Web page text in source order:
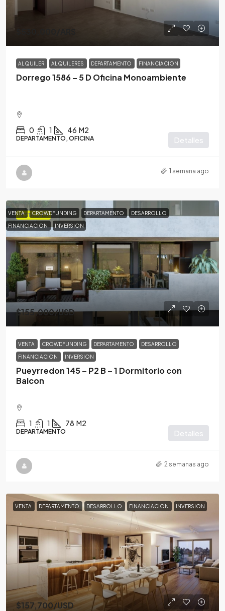
ALQUILER ALQUILERES DEPARTAMENTO FINANCIACION
Dorrego 1586 – 5 D Oficina Monoambiente
0 1 46 M2
DEPARTAMENTO, OFICINA Detalles
1 semana ago
DESTACADA
VENTA CROWDFUNDING DEPARTAMENTO DESARROLLO
FINANCIACION INVERSION
$155,000/USD
VENTA CROWDFUNDING DEPARTAMENTO DESARROLLO
FINANCIACION INVERSION
Pueyrredon 145 – P2 B – 1 Dormitorio con
Balcon
1 1 78 M2
DEPARTAMENTO Detalles
2 semanas ago
VENTA DEPARTAMENTO DESARROLLO FINANCIACION INVERSION
$157,700/USD